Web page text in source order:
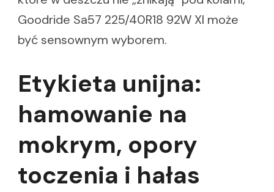
Goodride Sa57 225/40R18 92W Xl może
być sensownym wyborem.
Etykieta unijna:
hamowanie na
mokrym, opory
toczenia i hałas